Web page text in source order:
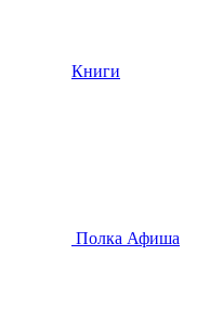
Книги
Полка Афиша